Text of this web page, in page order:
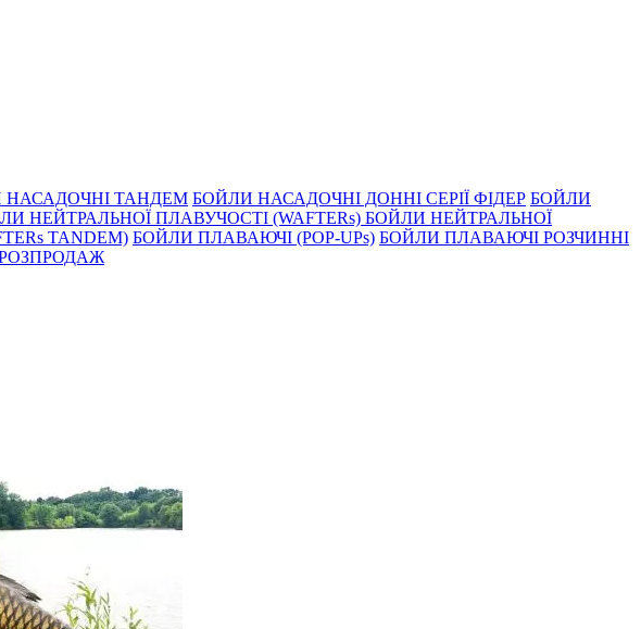
НАСАДОЧНІ ТАНДЕМ БОЙЛИ НАСАДОЧНI ДОННI СЕРIÏ ФIДЕР БОЙЛИ
НЕЙТРАЛЬНОÏ ПЛАВУЧОСТI (WAFTERs) БОЙЛИ НЕЙТРАЛЬНОЇ
TANDEM) БОЙЛИ ПЛАВАЮЧІ (POP-UPs) БОЙЛИ ПЛАВАЮЧI РОЗЧИННI